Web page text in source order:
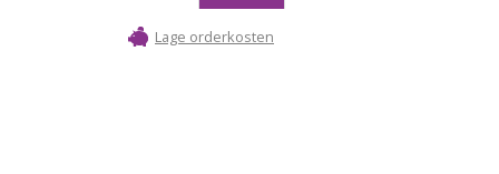
Lage orderkosten